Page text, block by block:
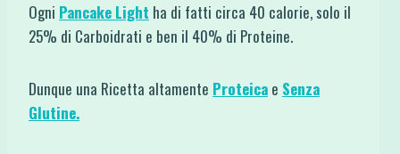
Ogni Pancake Light ha di fatti circa 40 calorie, solo il
25% di Carboidrati e ben il 40% di Proteine.
Dunque una Ricetta altamente Proteica e Senza
Glutine.